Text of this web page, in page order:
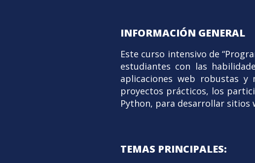
INFORMACIÓN GENERAL
Este curso intensivo de
estudiantes con las
aplicaciones web robustas y
proyectos prácticos, los
Python, para desarrollar sitios
TEMAS PRINCIPALES: